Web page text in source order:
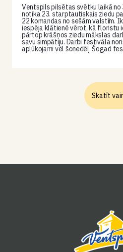
Ventspils pilsētas svētku laikā no
notika 23. starptautiskais ziedu
22 komandas no sešām valstīm.
iespēja klātienē vērot, kā floristu
pārtop krāšņos ziedu mākslas
savu simpātiju. Darbi festivāla
aplūkojami vēl šonedēļ. Šogad
Skatīt